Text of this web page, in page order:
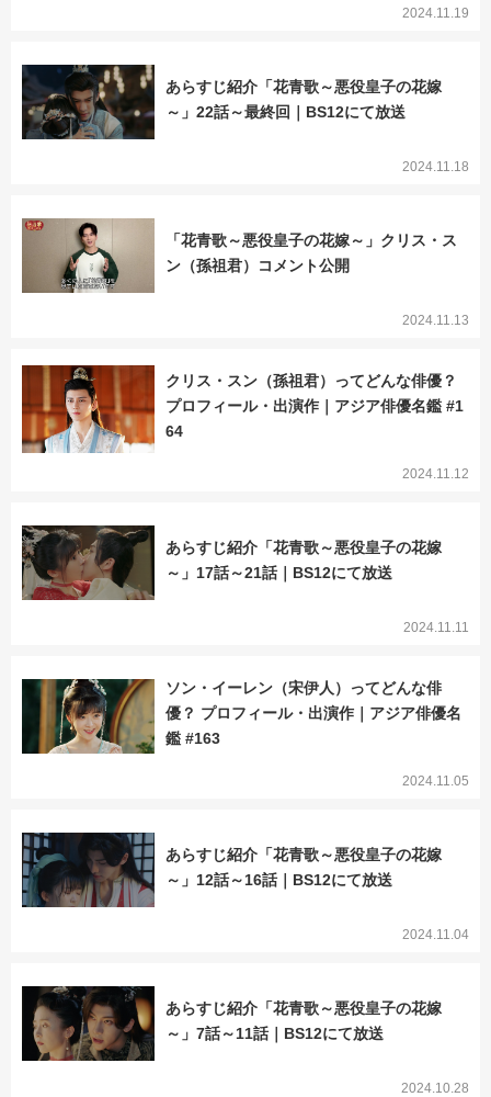
2024.11.19
あらすじ紹介「花青歌～悪役皇子の花嫁
～」22話～最終回｜BS12にて放送
2024.11.18
「花青歌～悪役皇子の花嫁～」クリス・ス
ン（孫祖君）コメント公開
2024.11.13
クリス・スン（孫祖君）ってどんな俳優？
プロフィール・出演作｜アジア俳優名鑑 #1
64
2024.11.12
あらすじ紹介「花青歌～悪役皇子の花嫁
～」17話～21話｜BS12にて放送
2024.11.11
ソン・イーレン（宋伊人）ってどんな俳
優？ プロフィール・出演作｜アジア俳優名
鑑 #163
2024.11.05
あらすじ紹介「花青歌～悪役皇子の花嫁
～」12話～16話｜BS12にて放送
2024.11.04
あらすじ紹介「花青歌～悪役皇子の花嫁
～」7話～11話｜BS12にて放送
2024.10.28